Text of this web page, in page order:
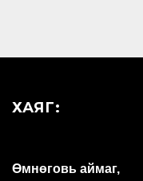
ХАЯГ:
Өмнөговь аймаг,